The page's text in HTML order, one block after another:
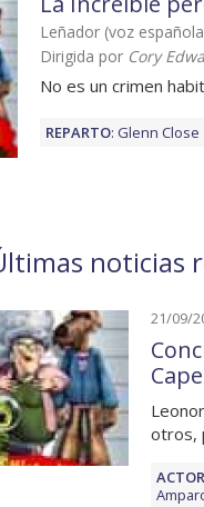
Leñador (voz
Dirigida por Cory
No es un crimen
REPARTO: Glenn Close
noticias
21/09/
otros,